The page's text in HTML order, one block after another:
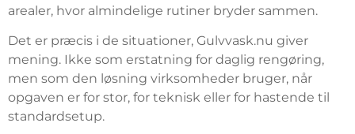
arealer, hvor almindelige rutiner bryder sammen.
Det er præcis i de situationer, Gulvvask.nu giver
mening. Ikke som erstatning for daglig rengøring,
men som den løsning virksomheder bruger, når
opgaven er for stor, for teknisk eller for hastende til
standardsetup.